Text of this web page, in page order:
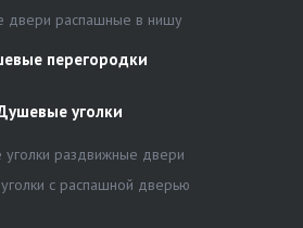
распашные в нишу
перегородки
уголки
раздвижные двери
с распашной дверью